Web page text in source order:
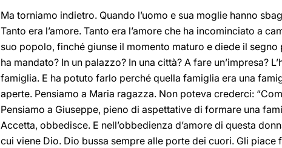
Ma torniamo indietro. Quando l’uomo e sua moglie hanno
Tanto era l’amore. Tanto era l’amore che ha incominciato a
suo popolo, finché giunse il momento maturo e diede il
ha mandato? In un palazzo? In una città? A fare un’impresa?
famiglia. E ha potuto farlo perché quella famiglia era una
aperte. Pensiamo a Maria ragazza. Non poteva crederci:
Pensiamo a Giuseppe, pieno di aspettative di formare una
Accetta, obbedisce. E nell’obbedienza d’amore di questa
cui viene Dio. Dio bussa sempre alle porte dei cuori. Gli